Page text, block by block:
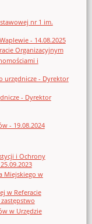
nr 1 im.
- 14.08.2025
Organizacyjnym
i
urzędnicze - Dyrektor
- Dyrektor
- 19.08.2024
i Ochrony
Miejskiego w
w Referacie
w Urzędzie